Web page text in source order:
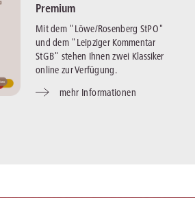
Premium
Mit dem "Löwe/Rosenberg StPO"
und dem "Leipziger Kommentar
StGB" stehen Ihnen zwei Klassiker
online zur Verfügung.
mehr Informationen